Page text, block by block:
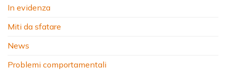
In evidenza
Miti da sfatare
News
Problemi comportamentali